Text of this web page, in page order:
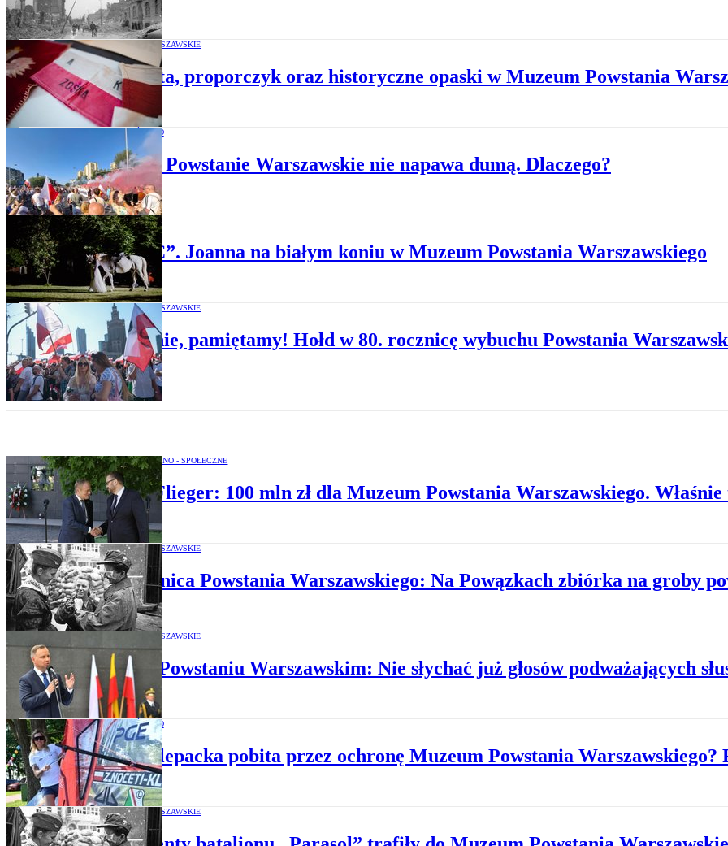
POWSTANIE WARSZAWSKIE
Kenkarta, proporczyk oraz historyczne opaski w Muzeum Powstania
SPOŁECZEŃSTWO
Sondaż: Powstanie Warszawskie nie napawa dumą. Dlaczego?
OPERA
„D’ARC”. Joanna na białym koniu w Muzeum Powstania Warszawskiego
POWSTANIE WARSZAWSKIE
Powstanie, pamiętamy! Hołd w 80. rocznicę wybuchu Powstania
OPINIE POLITYCZNO - SPOŁECZNE
Estera Flieger: 100 mln zł dla Muzeum Powstania Warszawskiego.
POWSTANIE WARSZAWSKIE
80. rocznica Powstania Warszawskiego: Na Powązkach zbiórka na groby
POWSTANIE WARSZAWSKIE
Duda o Powstaniu Warszawskim: Nie słychać już głosów podważających
SPOŁECZEŃSTWO
Zofia Klepacka pobita przez ochronę Muzeum Powstania Warszawskiego?
POWSTANIE WARSZAWSKIE